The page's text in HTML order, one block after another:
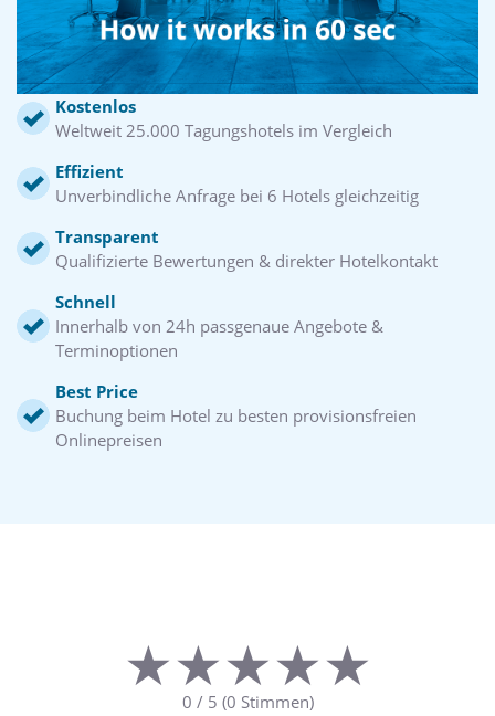
Kostenlos
Weltweit 25.000 Tagungshotels im Vergleich
Effizient
Unverbindliche Anfrage bei 6 Hotels gleichzeitig
Transparent
Qualifizierte Bewertungen & direkter Hotelkontakt
Schnell
Innerhalb von 24h passgenaue Angebote &
Terminoptionen
Best Price
Buchung beim Hotel zu besten provisionsfreien
Onlinepreisen
★★★★★
★★★★★
0 / 5 (0 Stimmen)